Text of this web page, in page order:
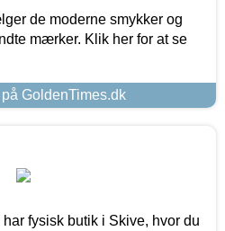
de moderne smykker og
mærker. Klik her for at se
GoldenTimes.dk
fysisk butik i Skive, hvor du